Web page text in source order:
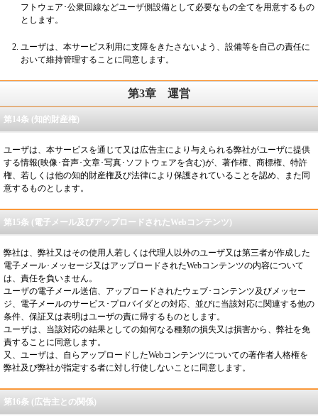
フトウェア･公衆回線などユーザ側設備として必要なもの全てを用意するもの
とします。
ユーザは、本サービス利用に支障をきたさないよう、設備等を自己の責任に
おいて維持管理することに同意します。
第3章 運営
第14条 (知的財産権)
ユーザは、本サービスを通じて又は広告主により与えられる弊社がユーザに提供
する情報(映像･音声･文章･写真･ソフトウェアを含む)が、著作権、商標権、特許
権、若しくは他の知的財産権及び法律により保護されていることを認め、また同
意するものとします。
第15条 (電子メール及びアップロードされたWebコンテンツ)
弊社は、弊社又はその使用人若しくは代理人以外のユーザ又は第三者が作成した
電子メール･メッセージ又はアップロードされたWebコンテンツの内容について
は、責任を負いません。
ユーザの電子メール送信、アップロードされたウェブ･コンテンツ及びメッセー
ジ、電子メールのサービス･プロバイダとの対応、並びに当該対応に関連する他の
条件、保証又は表明はユーザの責に帰するものとします。
ユーザは、当該対応の結果としての如何なる種類の損失又は損害から、弊社を免
責することに同意します。
又、ユーザは、自らアップロードしたWebコンテンツについての著作者人格権を
弊社及び弊社が指定する者に対し行使しないことに同意します。
第16条 (広告主との関係)